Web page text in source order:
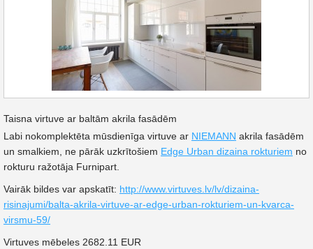
Taisna virtuve ar baltām akrila fasādēm
Labi nokomplektēta mūsdienīga virtuve ar NIEMANN akrila fasādēm
un smalkiem, ne pārāk uzkrītošiem Edge Urban dizaina rokturiem no
rokturu ražotāja Furnipart.
Vairāk bildes var apskatīt: http://www.virtuves.lv/lv/dizaina-
risinajumi/balta-akrila-virtuve-ar-edge-urban-rokturiem-un-kvarca-
virsmu-59/
Virtuves mēbeles 2682.11 EUR